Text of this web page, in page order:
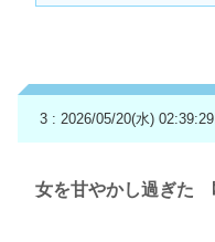
3 : 2026/05/20(水)
女を甘やかし過ぎた